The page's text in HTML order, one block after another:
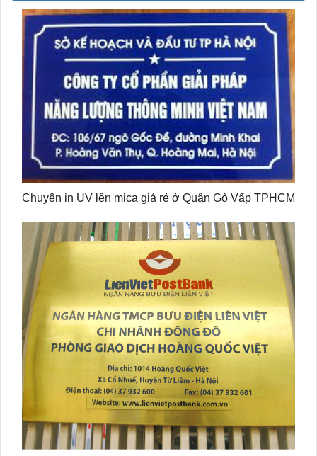
Chuyên in UV lên mica giá rẻ ở Quận Gò Vấp TPHCM